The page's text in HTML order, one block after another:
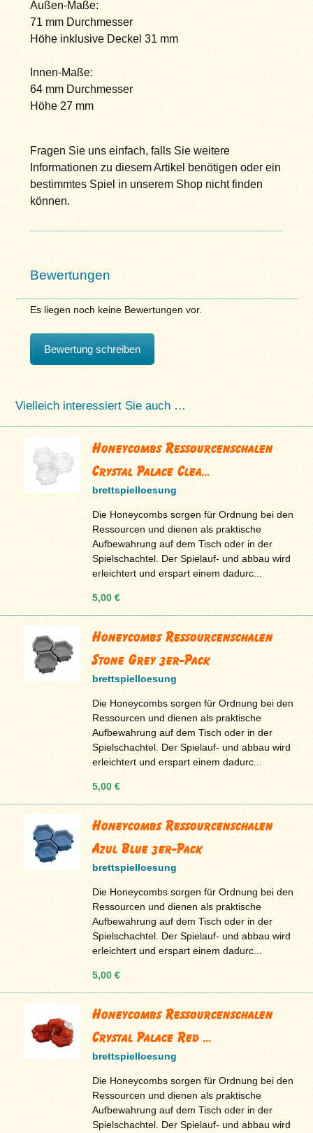
Außen-Maße:
71 mm Durchmesser
Höhe inklusive Deckel 31 mm
Innen-Maße:
64 mm Durchmesser
Höhe 27 mm
Fragen Sie uns einfach, falls Sie weitere
Informationen zu diesem Artikel benötigen oder ein
bestimmtes Spiel in unserem Shop nicht finden
können.
Bewertungen
Es liegen noch keine Bewertungen vor.
Bewertung schreiben
Vielleich interessiert Sie auch …
Honeycombs Ressourcenschalen
Crystal Palace Clea...
brettspielloesung
Die Honeycombs sorgen für Ordnung bei den
Ressourcen und dienen als praktische
Aufbewahrung auf dem Tisch oder in der
Spielschachtel. Der Spielauf- und abbau wird
erleichtert und erspart einem dadurc...
5,00 €
Honeycombs Ressourcenschalen
Stone Grey 3er-Pack
brettspielloesung
Die Honeycombs sorgen für Ordnung bei den
Ressourcen und dienen als praktische
Aufbewahrung auf dem Tisch oder in der
Spielschachtel. Der Spielauf- und abbau wird
erleichtert und erspart einem dadurc...
5,00 €
Honeycombs Ressourcenschalen
Azul Blue 3er-Pack
brettspielloesung
Die Honeycombs sorgen für Ordnung bei den
Ressourcen und dienen als praktische
Aufbewahrung auf dem Tisch oder in der
Spielschachtel. Der Spielauf- und abbau wird
erleichtert und erspart einem dadurc...
5,00 €
Honeycombs Ressourcenschalen
Crystal Palace Red ...
brettspielloesung
Die Honeycombs sorgen für Ordnung bei den
Ressourcen und dienen als praktische
Aufbewahrung auf dem Tisch oder in der
Spielschachtel. Der Spielauf- und abbau wird